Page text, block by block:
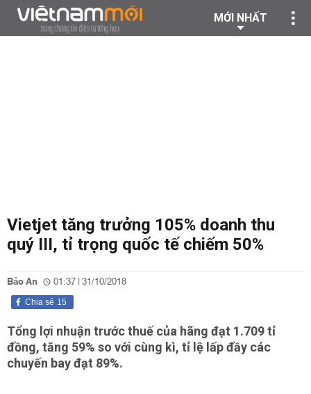
MỚI NHẤT
Vietjet tăng trưởng 105% doanh thu
quý III, tỉ trọng quốc tế chiếm 50%
Bảo An 01:37 | 31/10/2018
15
Chia sẻ
Tổng lợi nhuận trước thuế của hãng đạt 1.709 tỉ
đồng, tăng 59% so với cùng kì, tỉ lệ lấp đầy các
chuyến bay đạt 89%.